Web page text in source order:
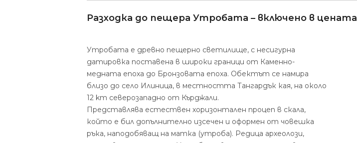
Разходка до пещера Утробата – включено в цената
Утробата е древно пещерно светилище, с несигурна
датировка поставена в широки граници от Каменно-
медната епоха до Бронзовата епоха. Обектът се намира
близо до село Илиница, в местността Тангардък кая, на около
12 km северозападно от Кърджали.
Представлява естествен хоризонтален процеп в скала,
който е бил допълнително изсечен и оформен от човешка
ръка, наподобяващ на матка (утроба). Редица археолози,